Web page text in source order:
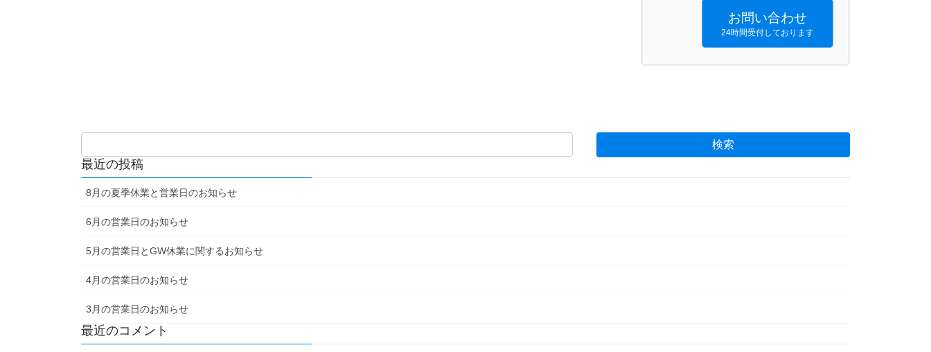
お問い合わせ
24時間受付しております
最近の投稿
8月の夏季休業と営業日のお知らせ
6月の営業日のお知らせ
5月の営業日とGW休業に関するお知らせ
4月の営業日のお知らせ
3月の営業日のお知らせ
最近のコメント